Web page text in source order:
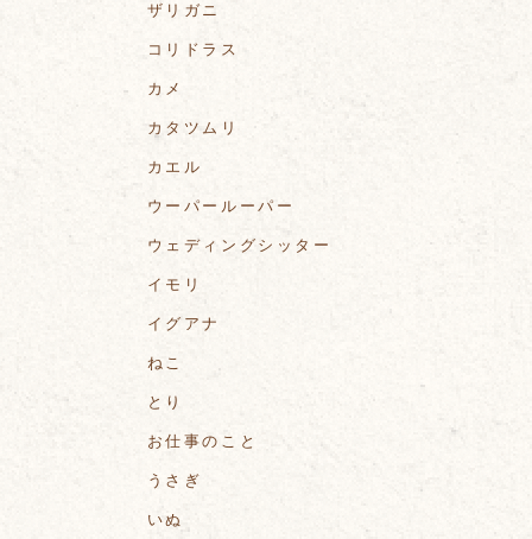
ザリガニ
コリドラス
カメ
カタツムリ
カエル
ウーパールーパー
ウェディングシッター
イモリ
イグアナ
ねこ
とり
お仕事のこと
うさぎ
いぬ